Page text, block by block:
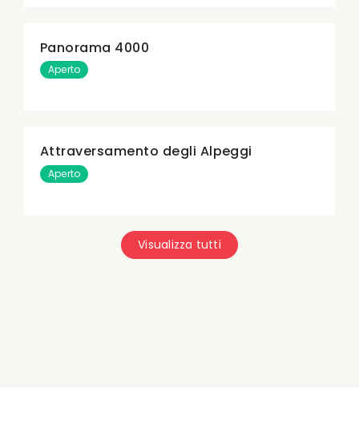
Panorama 4000
Aperto
Attraversamento degli Alpeggi
Aperto
Visualizza tutti